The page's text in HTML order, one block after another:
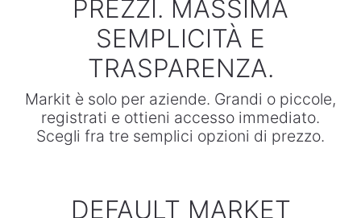
PREZZI. MASSIMA
SEMPLICITÀ E
TRASPARENZA.
Markit è solo per aziende. Grandi o piccole,
registrati e ottieni accesso immediato.
Scegli fra tre semplici opzioni di prezzo.
DEFAULT MARKET